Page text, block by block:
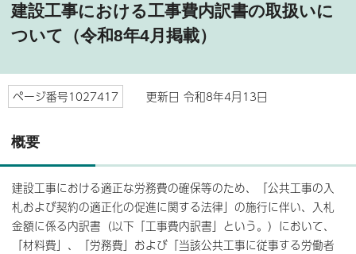
建設工事における工事費内訳書の取扱いに
ついて（令和8年4月掲載）
ページ番号1027417 更新日 令和8年4月13日
概要
建設工事における適正な労務費の確保等のため、「公共工事の入
札および契約の適正化の促進に関する法律」の施行に伴い、入札
金額に係る内訳書（以下「工事費内訳書」という。）において、
「材料費」、「労務費」および「当該公共工事に従事する労働者